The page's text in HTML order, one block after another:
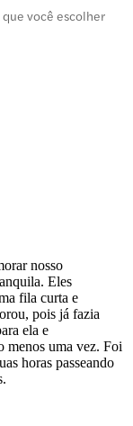
você escolher
nosso
Eles
fila curta e
pois já fazia
ela e
menos uma vez. Foi
horas passeando